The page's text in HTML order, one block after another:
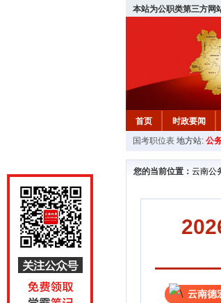
本站为公职类第三方网
首页 时政要闻
国考职位表 地方站: 公
您的当前位置： 云南公
云南德